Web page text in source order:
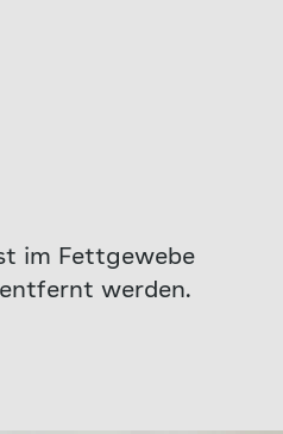
im Fettgewebe
werden.